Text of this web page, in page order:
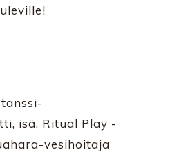
isä, Ritual Play -
vesihoitaja